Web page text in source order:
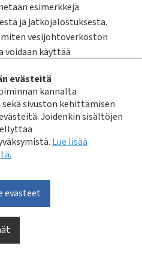
evästeitä
kannalta
sivuston kehittämisen
Joidenkin sisältöjen
Lue lisää
evästeet
esimerkkejä
ja jatkojalostuksesta.
miten vesijohtoverkoston
käyttää
Finland Oy ja sen
Vesihuoltolaitosten
Oy, Aqua Palvelu Oy
ympäristöpalvelut -
Kokkolan Vesi, Kymen Vesi
tekniikan